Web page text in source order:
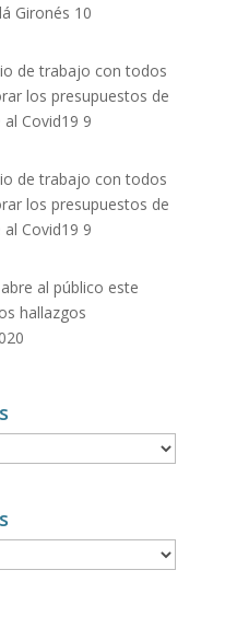
Gironés 10
de trabajo con todos
los presupuestos de
Covid19 9
de trabajo con todos
los presupuestos de
Covid19 9
al público este
hallazgos